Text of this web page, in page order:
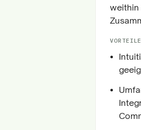
weithin
VORTEILE